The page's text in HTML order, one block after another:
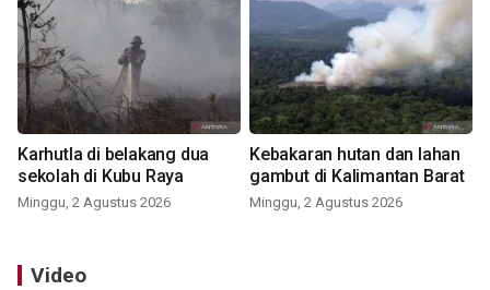
Karhutla di belakang dua
sekolah di Kubu Raya
Minggu, 2 Agustus 2026
Kebakaran hutan dan lahan
gambut di Kalimantan Barat
Minggu, 2 Agustus 2026
Video